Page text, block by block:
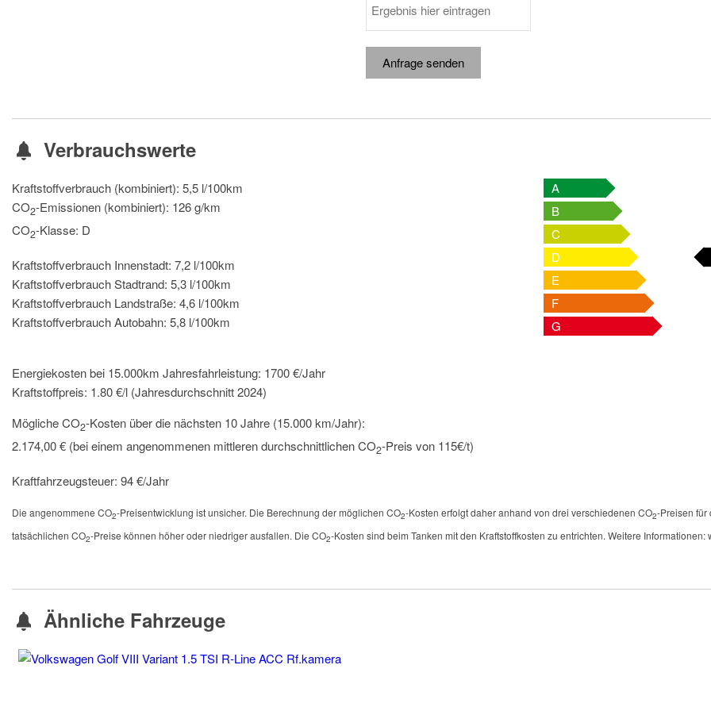
Anfrage senden
Verbrauchswerte
Kraftstoffverbrauch (kombiniert): 5,5 l/100km
CO2-Emissionen (kombiniert): 126 g/km
CO2-Klasse: D
Kraftstoffverbrauch Innenstadt: 7,2 l/100km
Kraftstoffverbrauch Stadtrand: 5,3 l/100km
Kraftstoffverbrauch Landstraße: 4,6 l/100km
Kraftstoffverbrauch Autobahn: 5,8 l/100km
A
B
C
D
E
F
G
Energiekosten bei 15.000km Jahresfahrleistung: 1700 €/Jahr
Kraftstoffpreis: 1.80 €/l (Jahresdurchschnitt 2024)
Mögliche CO2-Kosten über die nächsten 10 Jahre (15.000 km/Jahr):
2.174,00 € (bei einem angenommenen mittleren durchschnittlichen CO2-Preis von 115€/t)
Kraftfahrzeugsteuer: 94 €/Jahr
Die angenommene CO2-Preisentwicklung ist unsicher. Die Berechnung der möglichen CO2-Kosten erfolgt daher anhand von drei verschiedenen CO2-Preisen für
tatsächlichen CO2-Preise können höher oder niedriger ausfallen. Die CO2-Kosten sind beim Tanken mit den Kraftstoffkosten zu entrichten. Weitere Informationen:
Ähnliche Fahrzeuge